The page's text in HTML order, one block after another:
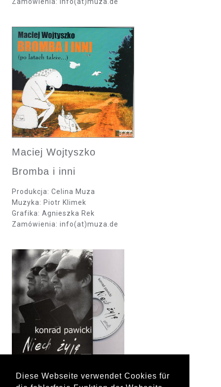
Diese Webseite verwendet Cookies für
Maciej Wojtyszko​
Bromba i inni
Produkcja: Celina Muza
Muzyka: Piotr Klimek
Grafika: Agnieszka Rek
Zamówienia: info(at)muza.de
Konrad Pawicki